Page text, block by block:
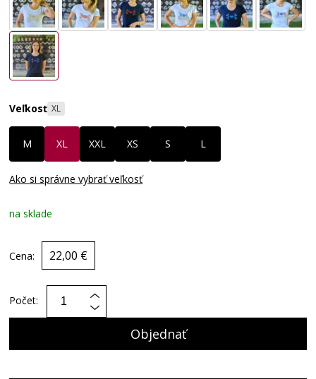
Veľkosť XL
M XL XXL XS S L
Ako si správne vybrať veľkosť
na sklade
Cena: 22,00 €
Počet:
Objednať